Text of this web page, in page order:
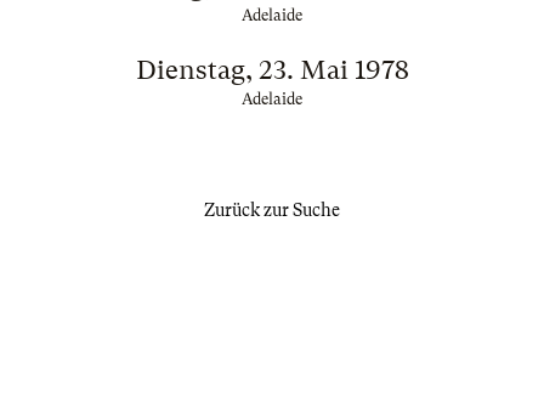
Adelaide
Dienstag, 23. Mai 1978
Adelaide
Zurück zur Suche